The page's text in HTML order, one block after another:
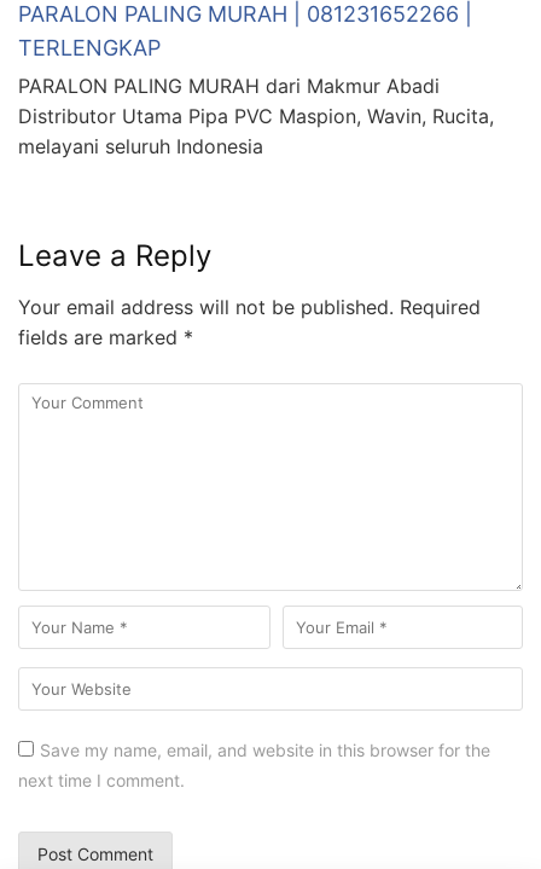
PARALON PALING MURAH | 081231652266 |
TERLENGKAP
PARALON PALING MURAH dari Makmur Abadi
Distributor Utama Pipa PVC Maspion, Wavin, Rucita,
melayani seluruh Indonesia
Leave a Reply
Your email address will not be published. Required
fields are marked *
Save my name, email, and website in this browser for the
next time I comment.